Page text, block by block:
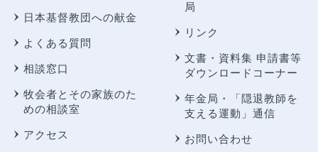
日本基督教団への献金
よくある質問
相談窓口
牧会者とその家族のた
めの相談室
アクセス
局
リンク
文書・資料集 申請書等
ダウンロードコーナー
年金局・
「隠退教師を
支える運動」通信
お問い合わせ